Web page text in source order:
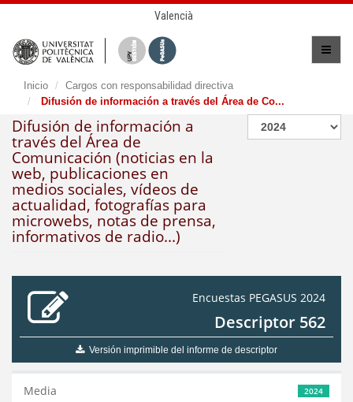
Valencià
Inicio
Cargos con responsabilidad directiva
Difusión de información a través del Área de Co...
Difusión de información a
través del Área de
Comunicación (noticias en la
web, publicaciones en
medios sociales, vídeos de
actualidad, fotografías para
microwebs, notas de prensa,
informativos de radio...)
Encuestas PEGASUS 2024
Descriptor 562
Versión imprimible del informe de descriptor
2024
Media